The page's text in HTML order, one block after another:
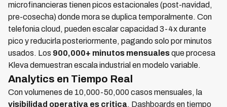
microfinancieras tienen picos estacionales (post-navidad,
pre-cosecha) donde mora se duplica temporalmente. Con
telefonia cloud, pueden escalar capacidad 3-4x durante
pico y reducirla posteriormente, pagando solo por minutos
usados. Los 900,000+ minutos mensualesque procesa
Kleva demuestran escala industrial en modelo variable.
Analytics en Tiempo Real
Con volumenes de 10,000-50,000 casos mensuales, la
visibilidad operativa es critica. Dashboards en tiempo